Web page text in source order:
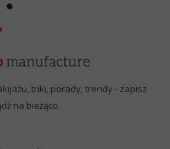
triki, porady, trendy - zapisz
na bieżąco